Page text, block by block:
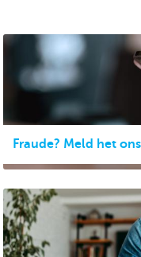
Fraude? Meld het